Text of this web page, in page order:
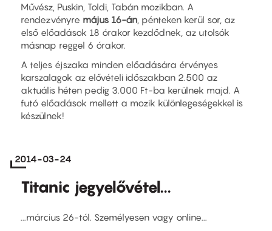
Művész, Puskin, Toldi, Tabán mozikban. A
rendezvényre május 16-án , pénteken kerül sor, az
első előadások 18 órakor kezdődnek, az utolsók
másnap reggel 6 órakor.
A teljes éjszaka minden előadására érvényes
karszalagok az elővételi időszakban 2.500 az
aktuális héten pedig 3.000 Ft-ba kerülnek majd. A
futó előadások mellett a mozik különlegeségekkel is
készülnek!
2014-03-24
Titanic jegyelővétel...
...március 26-tól. Személyesen vagy online...